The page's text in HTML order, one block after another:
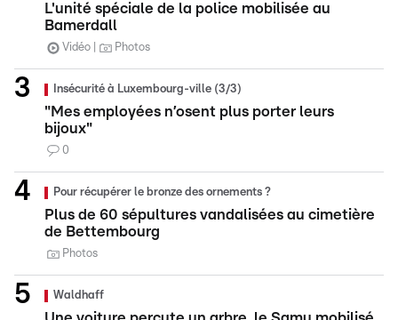
L'unité spéciale de la police mobilisée au
Bamerdall
Vidéo Photos
Insécurité à Luxembourg-ville (3/3)
"Mes employées n’osent plus porter leurs
bijoux"
0
Pour récupérer le bronze des ornements ?
Plus de 60 sépultures vandalisées au cimetière
de Bettembourg
Photos
Waldhaff